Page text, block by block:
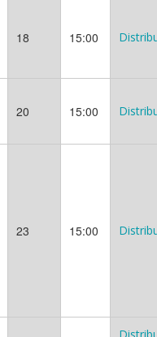
18 15:00
20 15:00
23 15:00